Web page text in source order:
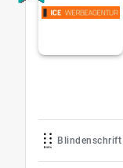
Blindenschrift